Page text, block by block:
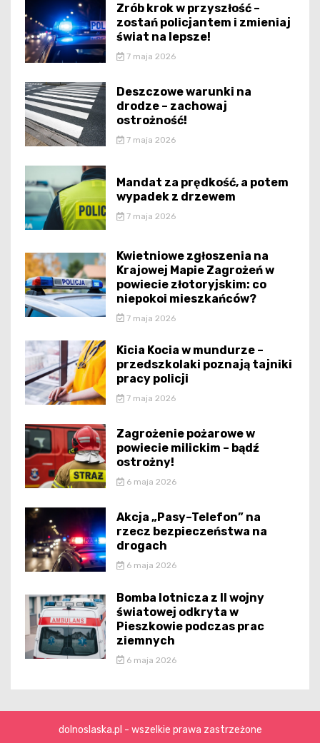
Zrób krok w przyszłość –
zostań policjantem i zmieniaj
świat na lepsze!
7 maja 2026
Deszczowe warunki na
drodze – zachowaj
ostrożność!
7 maja 2026
Mandat za prędkość, a potem
wypadek z drzewem
7 maja 2026
Kwietniowe zgłoszenia na
Krajowej Mapie Zagrożeń w
powiecie złotoryjskim: co
niepokoi mieszkańców?
7 maja 2026
Kicia Kocia w mundurze –
przedszkolaki poznają tajniki
pracy policji
7 maja 2026
Zagrożenie pożarowe w
powiecie milickim – bądź
ostrożny!
6 maja 2026
Akcja „Pasy–Telefon” na
rzecz bezpieczeństwa na
drogach
6 maja 2026
Bomba lotnicza z II wojny
światowej odkryta w
Pieszkowie podczas prac
ziemnych
6 maja 2026
dolnoslaska.pl - wszelkie prawa zastrzeżone